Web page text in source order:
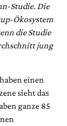
Studie. Die
Ökosystem
die Studie
jung
einen
sieht das
ganze 85